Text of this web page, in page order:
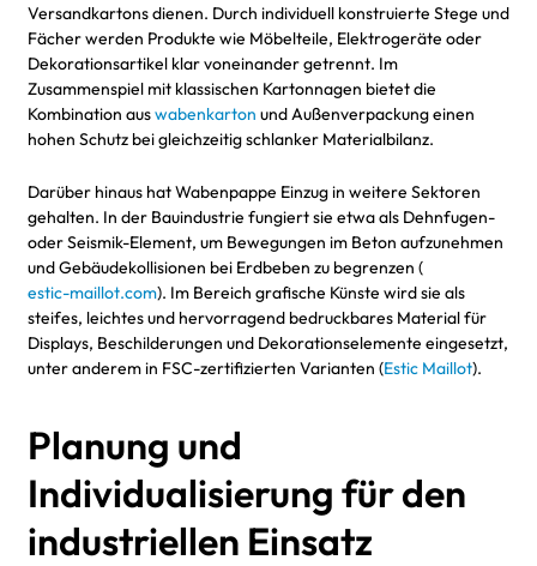
Versandkartons dienen. Durch individuell konstruierte Stege und
Fächer werden Produkte wie Möbelteile, Elektrogeräte oder
Dekorationsartikel klar voneinander getrennt. Im
Zusammenspiel mit klassischen Kartonnagen bietet die
Kombination auswabenkarton und Außenverpackung einen
hohen Schutz bei gleichzeitig schlanker Materialbilanz.
Darüber hinaus hat Wabenpappe Einzug in weitere Sektoren
gehalten. In der Bauindustrie fungiert sie etwa als Dehnfugen-
oder Seismik-Element, um Bewegungen im Beton aufzunehmen
und Gebäudekollisionen bei Erdbeben zu begrenzen (
estic-maillot.com). Im Bereich grafische Künste wird sie als
steifes, leichtes und hervorragend bedruckbares Material für
Displays, Beschilderungen und Dekorationselemente eingesetzt,
unter anderem in FSC-zertifizierten Varianten (Estic Maillot).
Planung und
Individualisierung für den
industriellen Einsatz